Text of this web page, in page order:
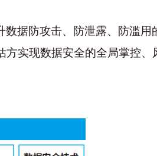
数据防攻击、防泄露、防滥用
实现数据安全的全局掌控、